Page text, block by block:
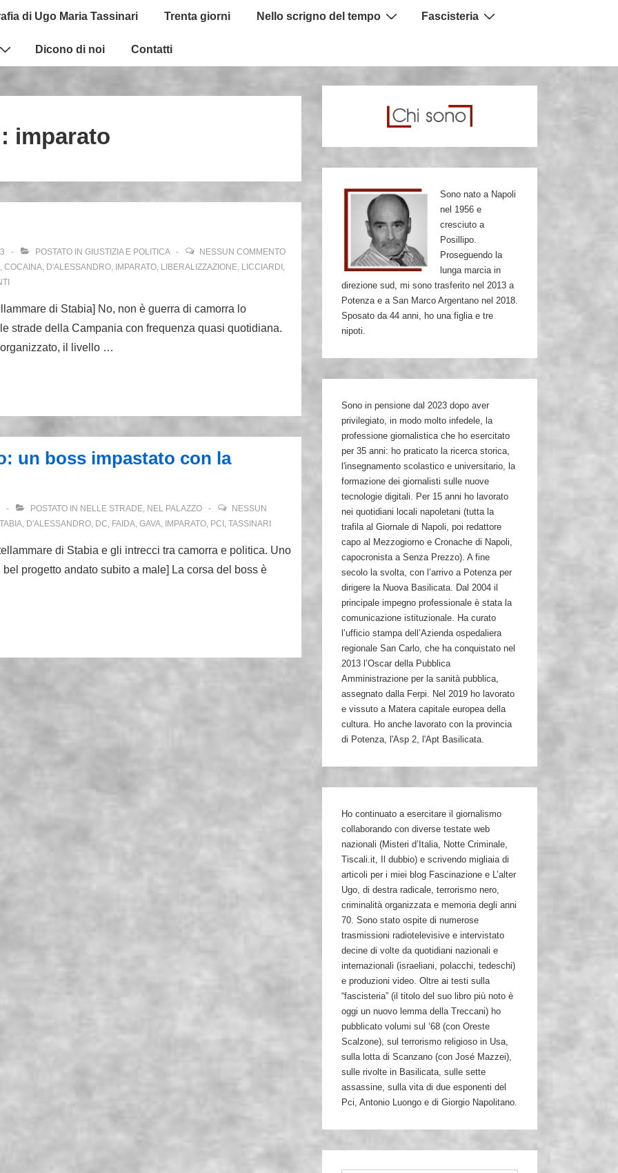
di Ugo Maria Tassinari Trenta giorni Nello scrigno del tempo Fascisteria
Dicono di noi Contatti
imparato
POSTATO IN GIUSTIZIA E POLITICA
NESSUN COMMENTO
, COCAINA, D'ALESSANDRO, IMPARATO, LIBERALIZZAZIONE, LICCIARDI ,
di Stabia] No, non è guerra di camorra lo
strade della Campania con frequenza quasi quotidiana.
il livello …
un boss impastato con la
POSTATO IN NELLE STRADE, NEL PALAZZO
NESSUN
, D'ALESSANDRO, DC, FAIDA, GAVA, IMPARATO, PCI , TASSINARI
di Stabia e gli intrecci tra camorra e politica. Uno
progetto andato subito a male] La corsa del boss è
Sono nato a Napoli
nel 1956 e
cresciuto a
Posillipo.
Proseguendo la
lunga marcia in
direzione sud, mi sono trasferito nel 2013 a
Potenza e a San Marco Argentano nel 2018.
Sposato da 44 anni, ho una figlia e tre
nipoti.
Sono in pensione dal 2023 dopo aver
privilegiato, in modo molto infedele, la
professione giornalistica che ho esercitato
per 35 anni: ho praticato la ricerca storica,
l'insegnamento scolastico e universitario, la
formazione dei giornalisti sulle nuove
tecnologie digitali. Per 15 anni ho lavorato
nei quotidiani locali napoletani (tutta la
trafila al Giornale di Napoli, poi redattore
capo al Mezzogiorno e Cronache di Napoli,
capocronista a Senza Prezzo). A fine
secolo la svolta, con l’arrivo a Potenza per
dirigere la Nuova Basilicata. Dal 2004 il
principale impegno professionale è stata la
comunicazione istituzionale. Ha curato
l’ufficio stampa dell’Azienda ospedaliera
regionale San Carlo, che ha conquistato nel
2013 l’Oscar della Pubblica
Amministrazione per la sanità pubblica,
assegnato dalla Ferpi. Nel 2019 ho lavorato
e vissuto a Matera capitale europea della
cultura. Ho anche lavorato con la provincia
di Potenza, l'Asp 2, l'Apt Basilicata.
Ho continuato a esercitare il giornalismo
collaborando con diverse testate web
nazionali (Misteri d’Italia, Notte Criminale,
Tiscali.it, Il dubbio) e scrivendo migliaia di
articoli per i miei blog Fascinazione e L’alter
Ugo, di destra radicale, terrorismo nero,
criminalità organizzata e memoria degli anni
70. Sono stato ospite di numerose
trasmissioni radiotelevisive e intervistato
decine di volte da quotidiani nazionali e
internazionali (israeliani, polacchi, tedeschi)
e produzioni video. Oltre ai testi sulla
“fascisteria” (il titolo del suo libro più noto è
oggi un nuovo lemma della Treccani) ho
pubblicato volumi sul ‘68 (con Oreste
Scalzone), sul terrorismo religioso in Usa,
sulla lotta di Scanzano (con José Mazzei),
sulle rivolte in Basilicata, sulle sette
assassine, sulla vita di due esponenti del
Pci, Antonio Luongo e di Giorgio Napolitano.